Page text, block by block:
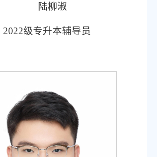
陆柳淑
2022级专升本辅导员